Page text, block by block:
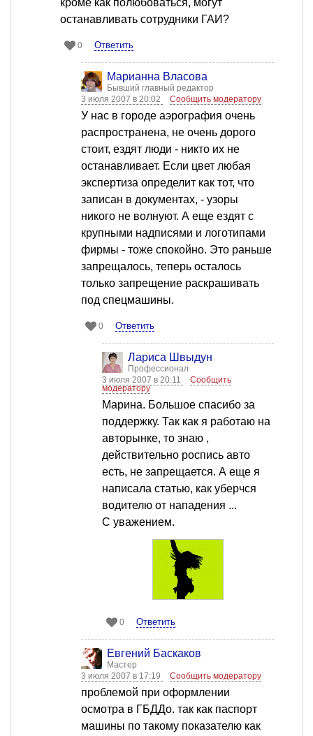
кроме как полюбоваться, могут
останавливать сотрудники ГАИ?
0 Ответить
Марианна Власова
Бывший главный редактор
3 июля 2007 в 20:02
Сообщить модератору
У нас в городе аэрография очень
распространена, не очень дорого
стоит, ездят люди - никто их не
останавливает. Если цвет любая
экспертиза определит как тот, что
записан в документах, - узоры
никого не волнуют. А еще ездят с
крупными надписями и логотипами
фирмы - тоже спокойно. Это раньше
запрещалось, теперь осталось
только запрещение раскрашивать
под спецмашины.
0 Ответить
Лариса Швыдун
Профессионал
3 июля 2007 в 20:11
Сообщить
модератору
Марина. Большое спасибо за
поддержку. Так как я работаю на
авторынке, то знаю ,
действительно роспись авто
есть, не запрещается. А еще я
написала статью, как уберчся
водителю от нападения ...
С уважением.
0 Ответить
Евгений Баскаков
Мастер
3 июля 2007 в 17:19
Сообщить модератору
проблемой при оформлении
осмотра в ГБДДо. так как паспорт
машины по такому показателю как